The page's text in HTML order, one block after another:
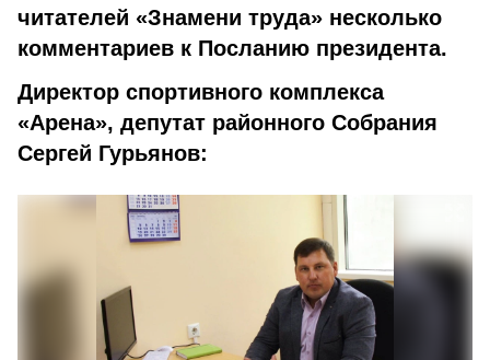
читателей «Знамени труда» несколько
комментариев к Посланию президента.
Директор спортивного комплекса
«Арена», депутат районного Собрания
Сергей Гурьянов: